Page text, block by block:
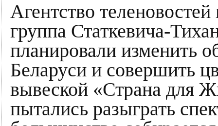
Агентство
группа Статкевича-
планировали изменить
Беларуси и совершить
вывеской «Страна для
пытались разыграть